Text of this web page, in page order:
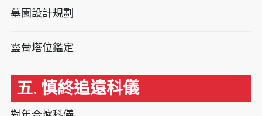
墓園設計規劃
靈骨塔位鑑定
五. 慎終追遠科儀